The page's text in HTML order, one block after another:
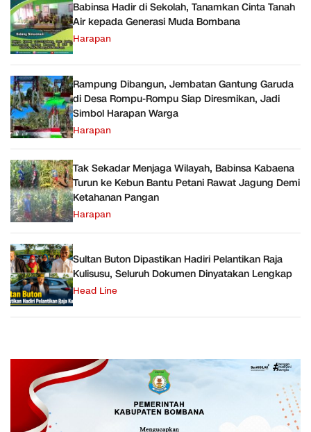
Babinsa Hadir di Sekolah, Tanamkan Cinta Tanah
Air kepada Generasi Muda Bombana
Harapan
Rampung Dibangun, Jembatan Gantung Garuda
di Desa Rompu-Rompu Siap Diresmikan, Jadi
Simbol Harapan Warga
Harapan
Tak Sekadar Menjaga Wilayah, Babinsa Kabaena
Turun ke Kebun Bantu Petani Rawat Jagung Demi
Ketahanan Pangan
Harapan
Sultan Buton Dipastikan Hadiri Pelantikan Raja
Kulisusu, Seluruh Dokumen Dinyatakan Lengkap
Head Line